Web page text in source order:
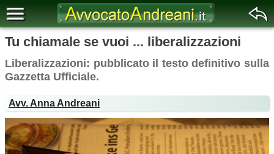
Tu chiamale se vuoi ... liberalizzazioni
Liberalizzazioni: pubblicato il testo definitivo sulla
Gazzetta Ufficiale.
Avv. Anna Andreani